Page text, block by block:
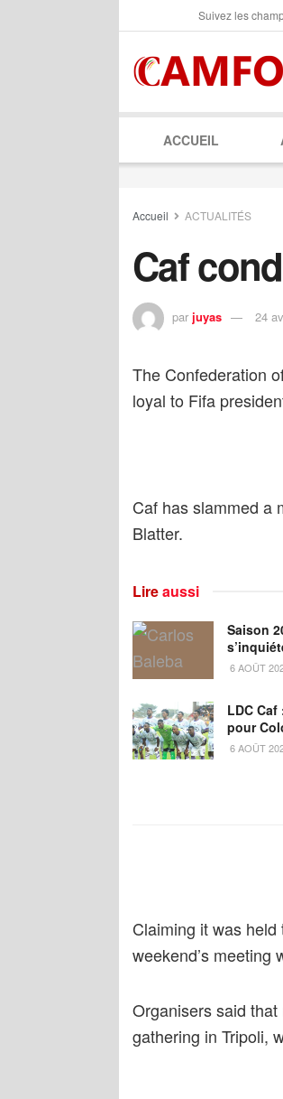
Suivez les
ACCUEIL
Accueil ACTUALITÉS
Caf
par juyas 24
The Confederation
loyal to Fifa
Caf has slammed a
Blatter.
Lireaussi
Saison
6 AOÛT
LDC Caf
pour
6 AOÛT
Claiming it was
weekend’s meeting
Organisers said
gathering in Tripoli,